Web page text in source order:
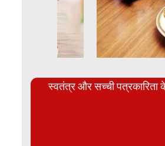
स्वतंत्र और सच्ची